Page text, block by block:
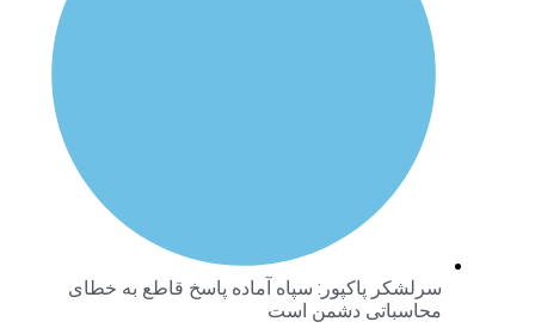
سرلشکر پاکپور: سپاه آماده پاسخ قاطع به خطای
محاسباتی دشمن است